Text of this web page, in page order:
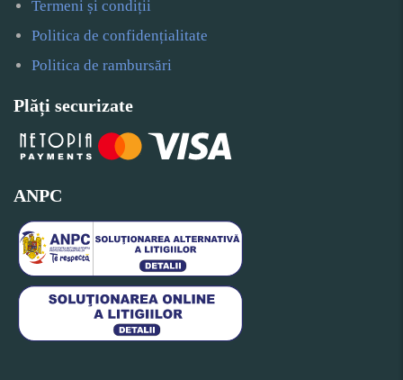
Termeni și condiții
Politica de confidențialitate
Politica de rambursări
Plăți securizate
ANPC